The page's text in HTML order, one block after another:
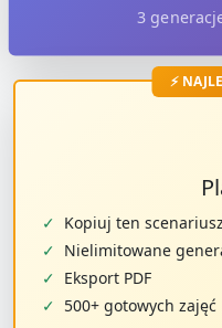
3
⚡
✓ Kopiuj ten scenariusz
✓ Nielimitowane
✓ Eksport PDF
✓ 500+ gotowych zajęć